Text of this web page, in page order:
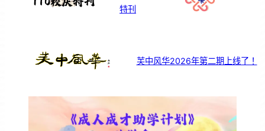
特刊
芙中风华2026年第二期上线了！